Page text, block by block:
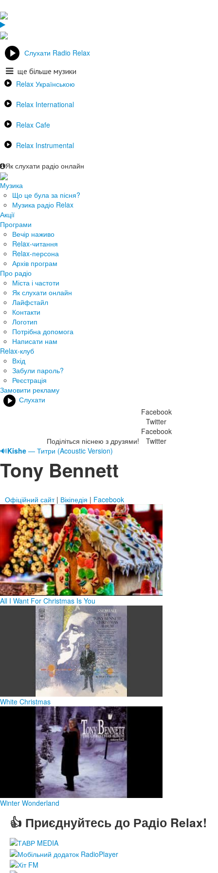
Слухати Radio Relax
ще більше музики
Relax Українською
Relax International
Relax Cafe
Relax Instrumental
Як слухати радіо онлайн
Музика
Що це була за пісня?
Музика радіо Relax
Акції
Програми
Вечір наживо
Relax-читання
Relax-персона
Архів програм
Про радіо
Міста і частоти
Як слухати онлайн
Лайфстайл
Контакти
Логотип
Потрібна допомога
Написати нам
Relax-клуб
Вхід
Забули пароль?
Реєстрація
Замовити рекламу
Слухати
Поділіться піснею з друзями!
Facebook
Twitter
Facebook
Twitter
🔊Kishe — Титри (Acoustic Version)
Tony Bennett
Офіційний сайт| Вікіпедія | Facebook
All I Want For Christmas Is You
White Christmas
Winter Wonderland
👍 Приєднуйтесь до Радіо Relax!